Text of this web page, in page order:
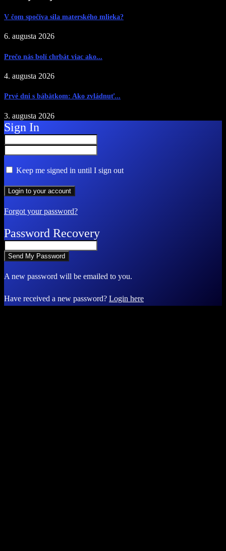
V čom spočíva sila materského mlieka?
6. augusta 2026
Prečo nás bolí chrbát viac ako...
4. augusta 2026
Prvé dni s bábätkom: Ako zvládnuť...
3. augusta 2026
Sign In
Keep me signed in until I sign out
Forgot your password?
Password Recovery
A new password will be emailed to you.
Have received a new password? Login here